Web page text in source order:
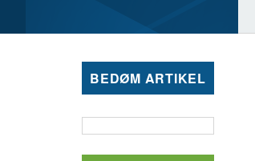
BEDØM ARTIKEL